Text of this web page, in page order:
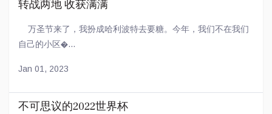
转战两地 收获满满
万圣节来了，我扮成哈利波特去要糖。今年，我们不在我们
自己的小区�...
Jan 01, 2023
不可思议的2022世界杯